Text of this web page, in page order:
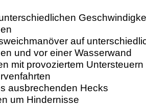
auf
und vor einer Wasserwand
mit provoziertem
ausbrechenden Hecks
um Hindernisse